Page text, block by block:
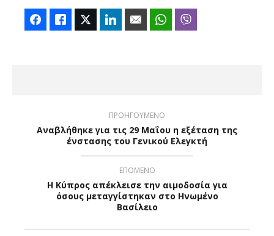
FacebookLike Twitter LinkedIn Email WhatsApp
ΠΡΟΗΓΟΥΜΕΝΟ
Αναβλήθηκε για τις 29 Μαΐου η εξέταση της
ένστασης του Γενικού Ελεγκτή
ΕΠΟΜΕΝΟ
Η Κύπρος απέκλεισε την αιμοδοσία για
όσους μεταγγίστηκαν στο Ηνωμένο
Βασίλειο